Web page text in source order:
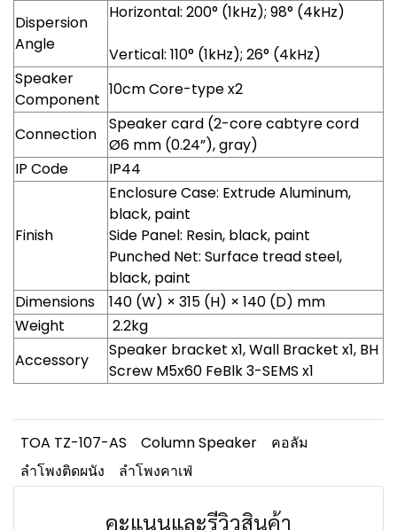
Dispersion
Angle
Horizontal: 200° (1kHz); 98° (4kHz)
Vertical: 110° (1kHz); 26° (4kHz)
Speaker
Component
10cm Core-type x2
Connection
Speaker card (2-core cabtyre cord
Ø6 mm (0.24”), gray)
IP Code
IP44
Finish
Enclosure Case: Extrude Aluminum,
black, paint
Side Panel: Resin, black, paint
Punched Net: Surface tread steel,
black, paint
Dimensions
140 (W) × 315 (H) × 140 (D) mm
Weight
2.2kg
Accessory
Speaker bracket x1, Wall Bracket x1, BH
Screw M5x60 FeBlk 3-SEMS x1
TOA TZ-107-AS Column Speaker
คอลัม
ลำโพงติดผนัง
ลำโพงคาเฟ่
คะแนนและรีวิวสินค้า